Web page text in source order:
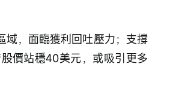
域，面臨獲利回吐壓力；支撐
價站穩40美元，或吸引更多